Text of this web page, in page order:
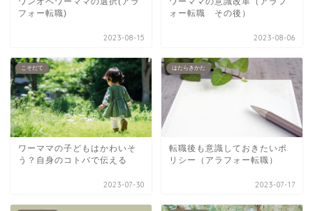
フォー転職)
2023-08-15
ォー転職 その後）
2023-08-06
こそだて
ワーママの子どもはかわいそ
う？自身のコトバで伝える
2023-07-30
はたらきかた
転職後も意識しておきたいポ
リシー（アラフォー転職）
2023-07-17